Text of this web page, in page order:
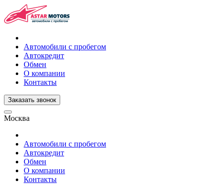
Автомобили с пробегом
Автокредит
Обмен
О компании
Контакты
Заказать звонок
Москва
Автомобили с пробегом
Автокредит
Обмен
О компании
Контакты